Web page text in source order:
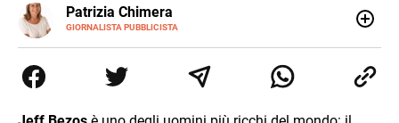
Patrizia Chimera
GIORNALISTA PUBBLICISTA
E-
MAIL
LINKEDIN
collaborato con grandi gruppi editoriali e agenzie di
comunicazione specializzandosi nella scrittura di articoli